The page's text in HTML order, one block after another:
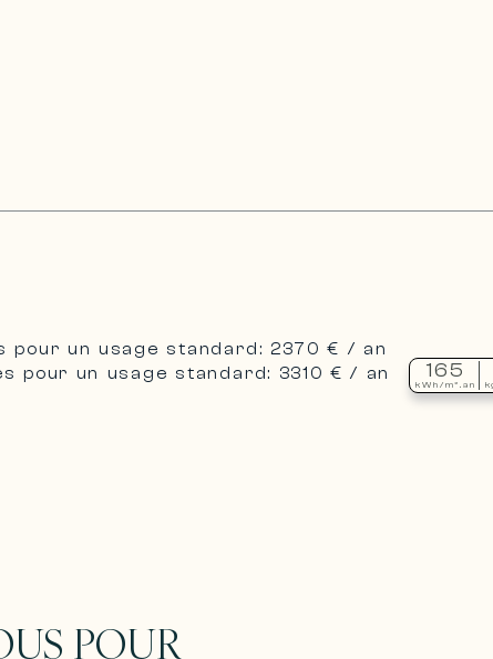
pour un usage standard: 2370 € / an
pour un usage standard: 3310 € / an
165
kWh/m².an
POUR